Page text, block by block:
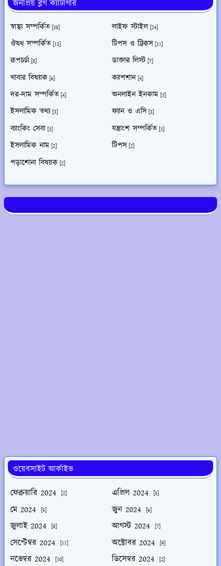
জনপ্রিয় ব্লগ ক্যাটাগরি
স্বাস্থ্য সম্পর্কিত [38] লাইফ স্টাইল [24]
ঔষধ সম্পর্কিত [13] টিপস ও ট্রিকস [11]
রূপচর্চা [8] ডাক্তার লিস্ট [7]
খাবার বিষয়ক [6] ক্যাপশান [4]
দর-দাম সম্পর্কিত [4] অনলাইন ইনকাম [3]
ইসলামিক তথ্য [3] ফ্যান ও এসি [3]
ব্যাংকিং সেবা [3] যন্ত্রাংশ সম্পর্কিত [3]
ইসলামিক নাম [2] টিপস [2]
পড়াশোনা বিষয়ক [2]
ওয়েবসাইট আর্কাইভ
ফেব্রুয়ারি 2024
[2] এপ্রিল 2024 [5]
মে 2024 [5] জুন 2024 [6]
জুলাই 2024 [8] আগস্ট 2024 [7]
সেপ্টেম্বর 2024 [11] অক্টোবর 2024 [9]
নভেম্বর 2024 [10] ডিসেম্বর 2024 [2]